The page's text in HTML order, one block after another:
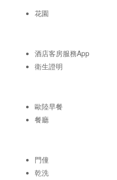
花園
酒店客房服務App
衛生證明
歐陸早餐
餐廳
門僮
乾洗